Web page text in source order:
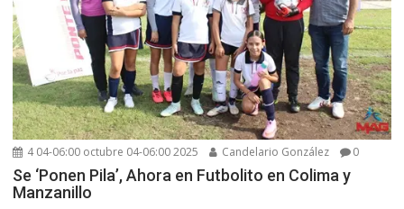
4 04-06:00 octubre 04-06:00 2025 Candelario González 0
Se ‘Ponen Pila’, Ahora en Futbolito en Colima y
Manzanillo